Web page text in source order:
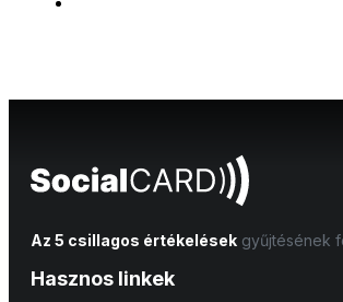
Az 5 csillagos értékelések gyűjtésének
Hasznos linkek